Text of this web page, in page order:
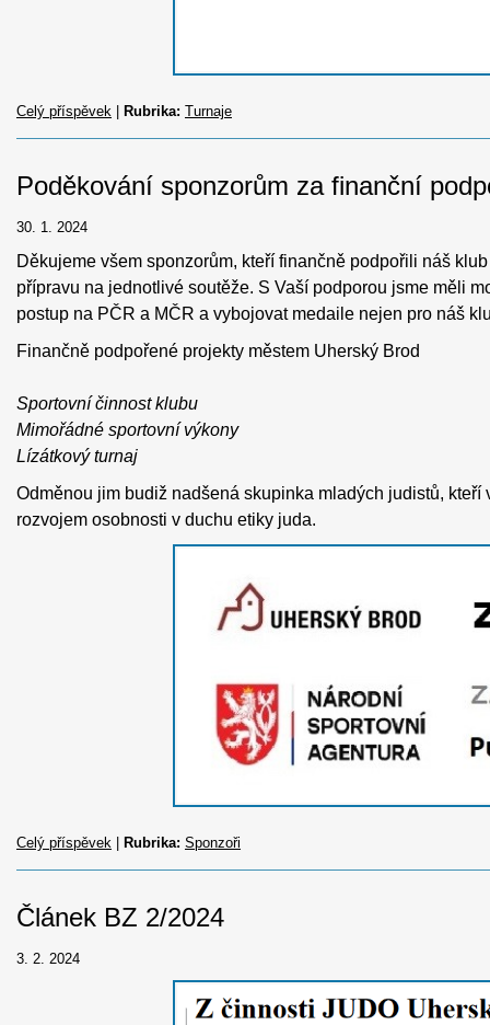
Celý příspěvek Rubrika: Turnaje
Poděkování sponzorům za finanční
30. 1. 2024
Děkujeme všem sponzorům, kteří finančně podpořili náš
přípravu na jednotlivé soutěže. S Vaší podporou jsme měli
postup na PČR a MČR a vybojovat medaile nejen pro náš
Finančně podpořené projekty městem Uherský Brod
Sportovní činnost klubu
Mimořádné sportovní výkony
Lízátkový turnaj
Odměnou jim budiž nadšená skupinka mladých judistů,
rozvojem osobnosti v duchu etiky juda.
Celý příspěvek Rubrika: Sponzoři
Článek BZ 2/2024
3. 2. 2024